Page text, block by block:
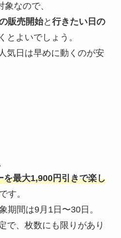
なので、
販売開始と 行きたい日の
とよいでしょう。
気日は早めに動くのが安
を最大1,900円引きで楽し
す。
期間は9月1日〜30日。
で、枚数にも限りがあり